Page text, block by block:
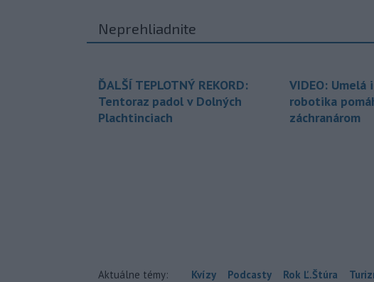
Neprehliadnite
ĎALŠÍ TEPLOTNÝ REKORD:
Tentoraz padol v Dolných
Plachtinciach
VIDEO:
robotika
záchranárom
Aktuálne témy: Kvízy Podcasty Rok Ľ.Štúra